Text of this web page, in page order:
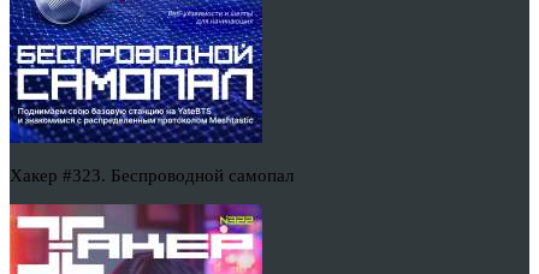
Хакер #323. Беспроводной самопал